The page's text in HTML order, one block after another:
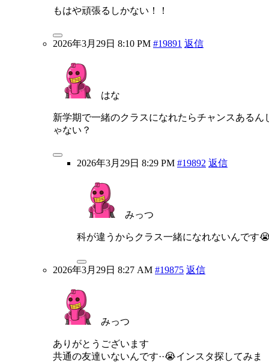
もはや頑張るしかない！！
2026年3月29日 8:10 PM #19891 返信
はな
新学期で一緒のクラスになれたらチャンスあるん
ゃない？
2026年3月29日 8:29 PM #19892 返信
みっつ
科が違うからクラス一緒になれないんです
2026年3月29日 8:27 AM #19875 返信
みっつ
ありがとうございます
共通の友達いないんです··😭インスタ探してみま